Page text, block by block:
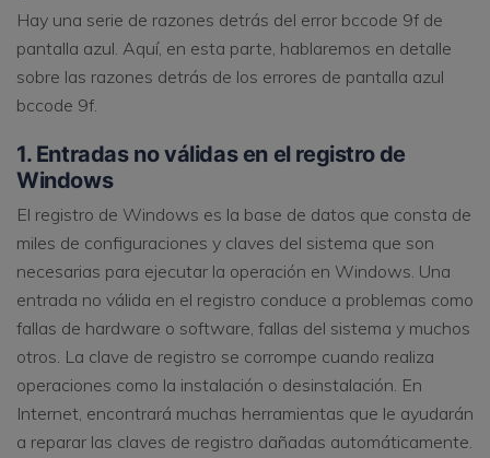
Hay una serie de razones detrás del error bccode 9f de
pantalla azul. Aquí, en esta parte, hablaremos en detalle
sobre las razones detrás de los errores de pantalla azul
bccode 9f.
1. Entradas no válidas en el registro de
Windows
El registro de Windows es la base de datos que consta de
miles de configuraciones y claves del sistema que son
necesarias para ejecutar la operación en Windows. Una
entrada no válida en el registro conduce a problemas como
fallas de hardware o software, fallas del sistema y muchos
otros. La clave de registro se corrompe cuando realiza
operaciones como la instalación o desinstalación. En
Internet, encontrará muchas herramientas que le ayudarán
a reparar las claves de registro dañadas automáticamente.